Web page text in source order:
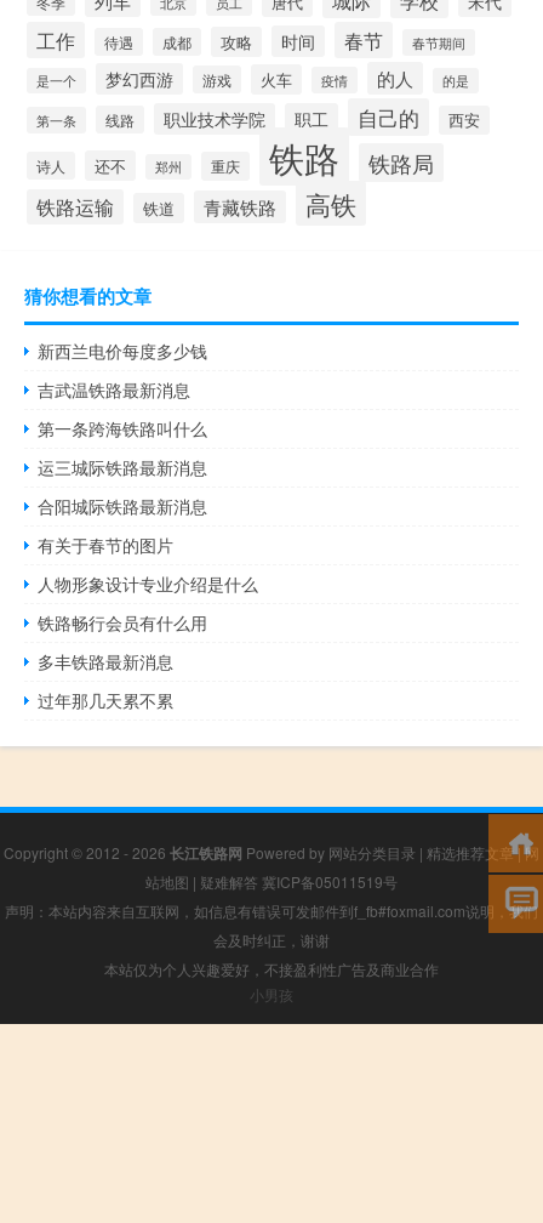
工作 待遇 成都 攻略 时间 春节 春节期间
是一个 梦幻西游 游戏 火车 疫情 的人 的是
第一条 线路 职业技术学院 职工 自己的 西安
诗人 还不 郑州 重庆 铁路 铁路局
铁路运输 铁道 青藏铁路 高铁
猜你想看的文章
新西兰电价每度多少钱
吉武温铁路最新消息
第一条跨海铁路叫什么
运三城际铁路最新消息
合阳城际铁路最新消息
有关于春节的图片
人物形象设计专业介绍是什么
铁路畅行会员有什么用
多丰铁路最新消息
过年那几天累不累
Copyright © 2012 - 2026 长江铁路网 Powered by 网站分类目录 | 精选推荐文章|网
站地图 | 疑难解答 冀ICP备05011519号
声明：本站内容来自互联网，如信息有错误可发邮件到f_fb#foxmail.com说明，我们
会及时纠正，谢谢
本站仅为个人兴趣爱好，不接盈利性广告及商业合作
小男孩